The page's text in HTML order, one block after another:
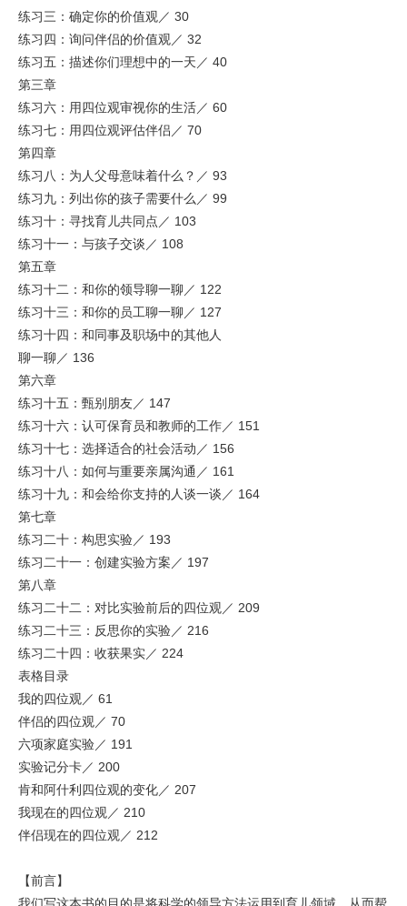
练习三：确定你的价值观／ 30
练习四：询问伴侣的价值观／ 32
练习五：描述你们理想中的一天／ 40
第三章
练习六：用四位观审视你的生活／ 60
练习七：用四位观评估伴侣／ 70
第四章
练习八：为人父母意味着什么？／ 93
练习九：列出你的孩子需要什么／ 99
练习十：寻找育儿共同点／ 103
练习十一：与孩子交谈／ 108
第五章
练习十二：和你的领导聊一聊／ 122
练习十三：和你的员工聊一聊／ 127
练习十四：和同事及职场中的其他人
聊一聊／ 136
第六章
练习十五：甄别朋友／ 147
练习十六：认可保育员和教师的工作／ 151
练习十七：选择适合的社会活动／ 156
练习十八：如何与重要亲属沟通／ 161
练习十九：和会给你支持的人谈一谈／ 164
第七章
练习二十：构思实验／ 193
练习二十一：创建实验方案／ 197
第八章
练习二十二：对比实验前后的四位观／ 209
练习二十三：反思你的实验／ 216
练习二十四：收获果实／ 224
表格目录
我的四位观／ 61
伴侣的四位观／ 70
六项家庭实验／ 191
实验记分卡／ 200
肯和阿什利四位观的变化／ 207
我现在的四位观／ 210
伴侣现在的四位观／ 212
【前言】